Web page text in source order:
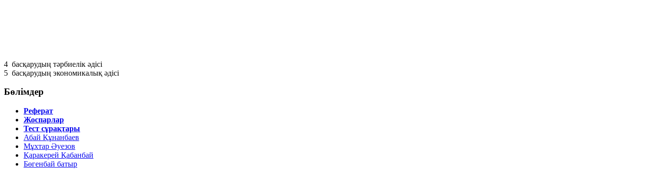
4 басқарудың тәрбиелiк әдiсi
5 басқарудың экономикалық әдiсi
Бөлімдер
Реферат
Жоспарлар
Тест сұрақтары
Абай Құнанбаев
Мұхтар Әуезов
Қаракерей Қабанбай
Бөгенбай батыр